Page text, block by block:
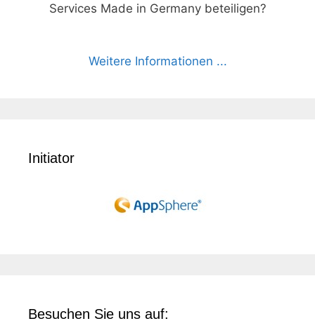
Services Made in Germany beteiligen?
Weitere Informationen ...
Initiator
Besuchen Sie uns auf: